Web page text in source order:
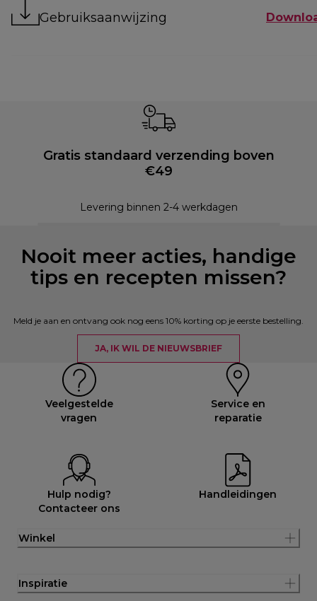
Gebruiksaanwijzing
Gratis standaard verzending boven
€49
Levering binnen 2-4 werkdagen
Nooit meer acties, handige
tips en recepten missen?
Meld je aan en ontvang ook nog eens 10% korting op je eerste bestelling.
JA, IK WIL DE NIEUWSBRIEF
Veelgestelde
vragen
Service en
reparatie
Hulp nodig?
Contacteer ons
Handleidingen
Winkel
Inspiratie